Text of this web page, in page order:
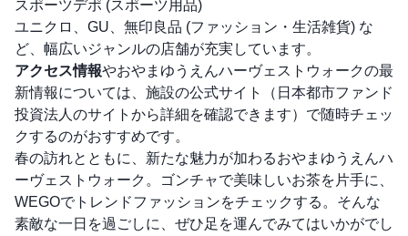
スポーツデポ (スポーツ用品)
ユニクロ、GU、無印良品 (ファッション・生活雑貨) な
ど、幅広いジャンルの店舗が充実しています。
アクセス情報やおやまゆうえんハーヴェストウォークの最
新情報については、施設の公式サイト（日本都市ファンド
投資法人のサイトから詳細を確認できます）で随時チェッ
クするのがおすすめです。
春の訪れとともに、新たな魅力が加わるおやまゆうえんハ
ーヴェストウォーク。ゴンチャで美味しいお茶を片手に、
WEGOでトレンドファッションをチェックする。そんな
素敵な一日を過ごしに、ぜひ足を運んでみてはいかがでし